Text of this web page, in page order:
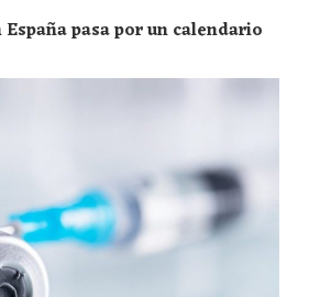
pasa por un calendario